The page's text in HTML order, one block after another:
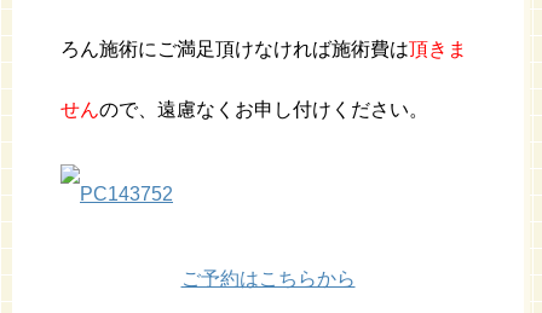
ろん施術にご満足頂けなければ施術費は頂きま
せんので、遠慮なくお申し付けください。
ご予約はこちらから